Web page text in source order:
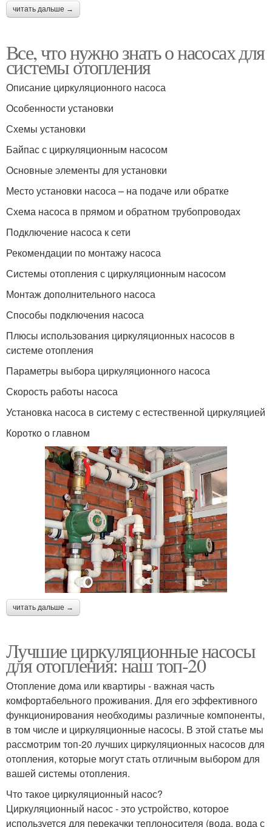
читать дальше →
Все, что нужно знать о насосах для
системы отопления
Описание циркуляционного насоса
Особенности установки
Схемы установки
Байпас с циркуляционным насосом
Основные элементы для установки
Место установки насоса – на подаче или обратке
Схема насоса в прямом и обратном трубопроводах
Подключение насоса к сети
Рекомендации по монтажу насоса
Системы отопления с циркуляционным насосом
Монтаж дополнительного насоса
Способы подключения насоса
Плюсы использования циркуляционных насосов в
системе отопления
Параметры выбора циркуляционного насоса
Скорость работы насоса
Установка насоса в систему с естественной циркуляцией
Коротко о главном
читать дальше →
Лучшие циркуляционные насосы
для отопления: наш топ-20
Отопление дома или квартиры - важная часть
комфортабельного проживания. Для его эффективного
функционирования необходимы различные компоненты,
в том числе и циркуляционные насосы. В этой статье мы
рассмотрим топ-20 лучших циркуляционных насосов для
отопления, которые могут стать отличным выбором для
вашей системы отопления.
Что такое циркуляционный насос?
Циркуляционный насос - это устройство, которое
используется для перекачки теплоносителя (вода, вода с